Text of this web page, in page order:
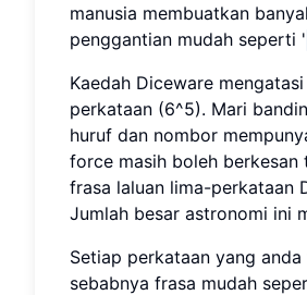
manusia membuatkan
penggantian mudah seperti '
Kaedah Diceware
perkataan (6^5). Mari
huruf dan nombor
force masih boleh berkesan
frasa laluan lima-perkataan
Jumlah besar astronomi ini
Setiap perkataan yang
sebabnya frasa mudah